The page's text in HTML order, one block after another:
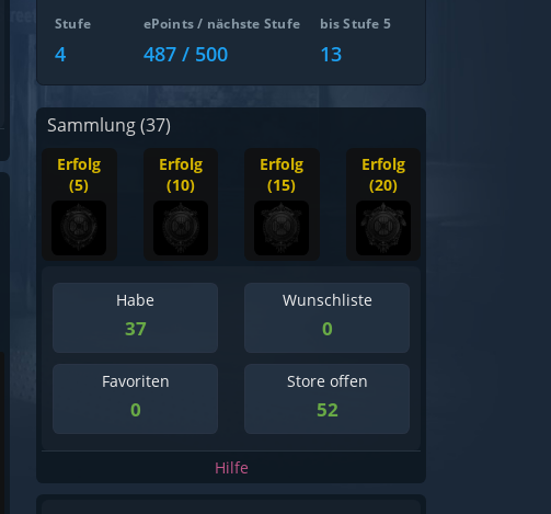
Stufe
4
ePoints / nächste Stufe
487 / 500
bis Stufe 5
13
Sammlung (37)
Erfolg
(5)
Erfolg
(10)
Erfolg
(15)
Erfolg
(20)
Habe
37
Wunschliste
0
Favoriten
0
Store offen
52
Hilfe